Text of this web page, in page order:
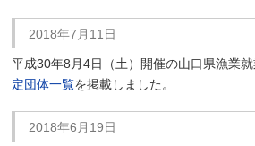
2018年7月11日
平成30年8月4日（土）開催の山口県漁業
定団体一覧を掲載しました。
2018年6月19日